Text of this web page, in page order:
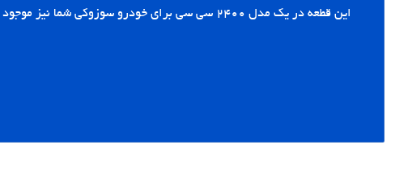
این قطعه در یک مدل ۲۴۰۰ سی سی برای خودرو سوزوکی شما نیز موجود است.